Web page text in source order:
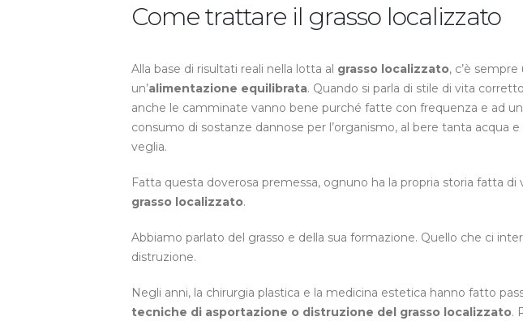
Come trattare il grasso localizzato
Alla base di risultati reali nella lotta al grasso localizzato, c’è sempre
un’alimentazione equilibrata. Quando si parla di stile di vita
anche le camminate vanno bene purché fatte con frequenza e ad
consumo di sostanze dannose per l’organismo, al bere tanta acqua
veglia.
Fatta questa doverosa premessa, ognuno ha la propria storia fatta
grasso localizzato.
Abbiamo parlato del grasso e della sua formazione. Quello che ci
distruzione.
Negli anni, la chirurgia plastica e la medicina estetica hanno fatto
tecniche di asportazione o distruzione del grasso localizzato.